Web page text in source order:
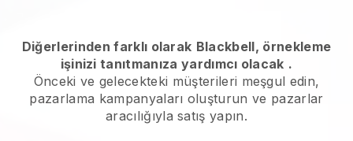
Diğerlerinden farklı olarak Blackbell, örnekleme
işinizi tanıtmanıza yardımcı olacak .
Önceki ve gelecekteki müşterileri meşgul edin,
pazarlama kampanyaları oluşturun ve pazarlar
aracılığıyla satış yapın.